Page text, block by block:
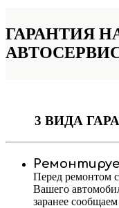
ГАРАНТИЯ
3 ВИДА
Перед ремонтом
Вашего
заранее